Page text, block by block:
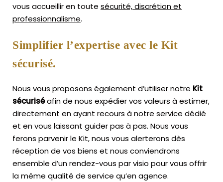
vous accueillir en toute sécurité, discrétion et
professionnalisme.
Simplifier l’expertise avec le Kit
sécurisé.
Nous vous proposons également d’utiliser notre Kit
sécuriséafin de nous expédier vos valeurs à estimer,
directement en ayant recours à notre service dédié
et en vous laissant guider pas à pas. Nous vous
ferons parvenir le Kit, nous vous alerterons dès
réception de vos biens et nous conviendrons
ensemble d’un rendez-vous par visio pour vous offrir
la même qualité de service qu’en agence.